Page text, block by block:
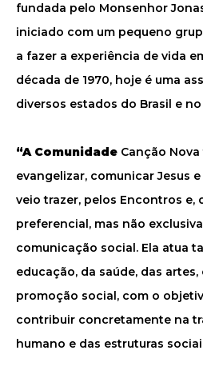
fundada pelo Monsenhor
iniciado com um pequeno
a fazer a experiência de vida
década de 1970, hoje é uma
diversos estados do Brasil e
“A Comunidade Canção
evangelizar, comunicar Jesus
veio trazer, pelos Encontros e,
preferencial, mas não
comunicação social. Ela atua
educação, da saúde, das artes,
promoção social, com o
contribuir concretamente na
humano e das estruturas